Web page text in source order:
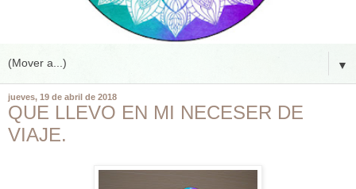
▼
jueves, 19 de abril de 2018
QUE LLEVO EN MI NECESER DE
VIAJE.